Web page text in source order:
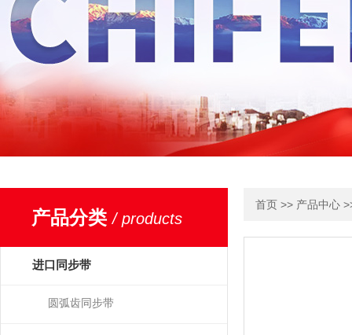
产品分类/ products
进口同步带
圆弧齿同步带
首页 >> 产品中心